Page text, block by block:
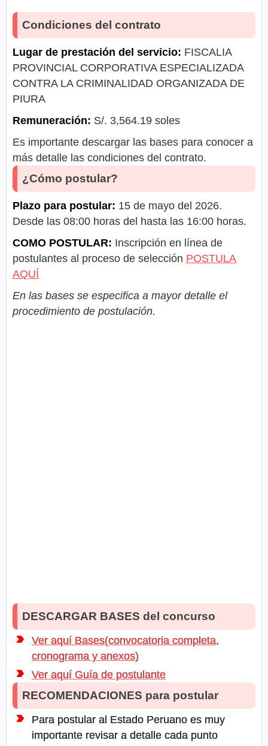
Condiciones del contrato
Lugar de prestación del servicio: FISCALIA
PROVINCIAL CORPORATIVA ESPECIALIZADA
CONTRA LA CRIMINALIDAD ORGANIZADA DE
PIURA
Remuneración: S/. 3,564.19 soles
Es importante descargar las bases para conocer a
más detalle las condiciones del contrato.
¿Cómo postular?
Plazo para postular: 15 de mayo del 2026.
Desde las 08:00 horas del hasta las 16:00 horas.
COMO POSTULAR: Inscripción en línea de
postulantes al proceso de selección POSTULA
AQUÍ
En las bases se especifica a mayor detalle el
procedimiento de postulación.
DESCARGAR BASES del concurso
Ver aquí Bases(convocatoria completa,
cronograma y anexos)
Ver aquí Guía de postulante
RECOMENDACIONES para postular
Para postular al Estado Peruano es muy
importante revisar a detalle cada punto